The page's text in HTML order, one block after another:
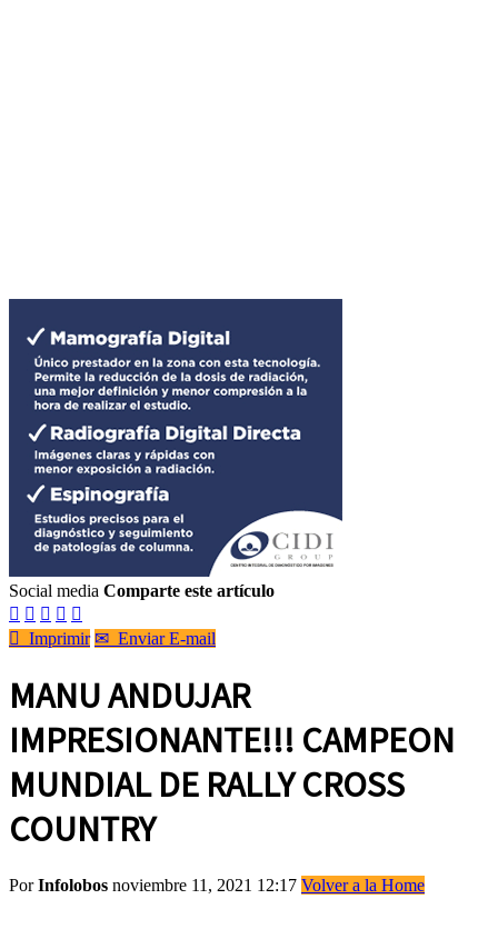
Social media Comparte este artículo
    
 Imprimir ✉ Enviar E-mail
MANU ANDUJAR
IMPRESIONANTE!!! CAMPEON
MUNDIAL DE RALLY CROSS
COUNTRY
PorInfolobos noviembre 11, 2021 12:17 Volver a la Home